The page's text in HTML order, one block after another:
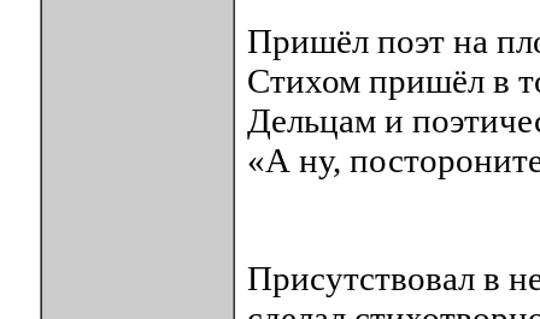
Пришёл поэт на
Стихом пришёл в
Дельцам и
«А ну,
Присутствовал в